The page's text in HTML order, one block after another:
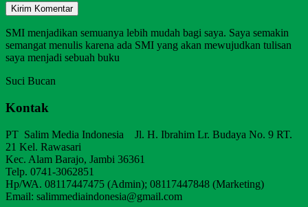
SMI menjadikan semuanya lebih mudah bagi saya. Saya semakin
semangat menulis karena ada SMI yang akan mewujudkan tulisan
saya menjadi sebuah buku
Suci Bucan
Kontak
PT Salim Media Indonesia Jl. H. Ibrahim Lr. Budaya No. 9 RT.
21 Kel. Rawasari
Kec. Alam Barajo, Jambi 36361
Telp. 0741-3062851
Hp/WA. 08117447475 (Admin); 08117447848 (Marketing)
Email: salimmediaindonesia@gmail.com